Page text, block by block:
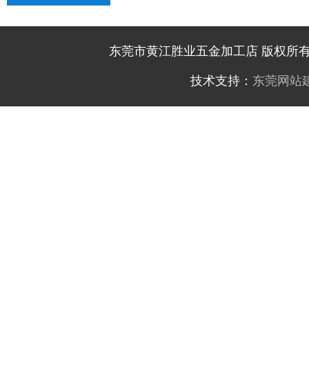
东莞市黄江胜业五金加工店 版权所
技术支持： 东莞网站